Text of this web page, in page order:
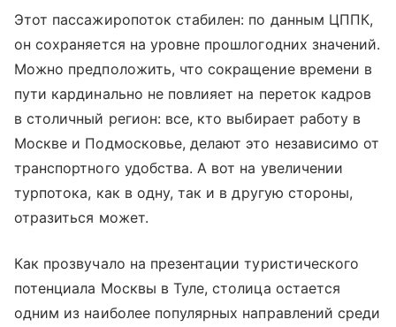
Этот пассажиропоток стабилен: по данным ЦППК,
он сохраняется на уровне прошлогодних значений.
Можно предположить, что сокращение времени в
пути кардинально не повлияет на переток кадров
в столичный регион: все, кто выбирает работу в
Москве и Подмосковье, делают это независимо от
транспортного удобства. А вот на увеличении
турпотока, как в одну, так и в другую стороны,
отразиться может.
Как прозвучало на презентации туристического
потенциала Москвы в Туле, столица остается
одним из наиболее популярных направлений среди